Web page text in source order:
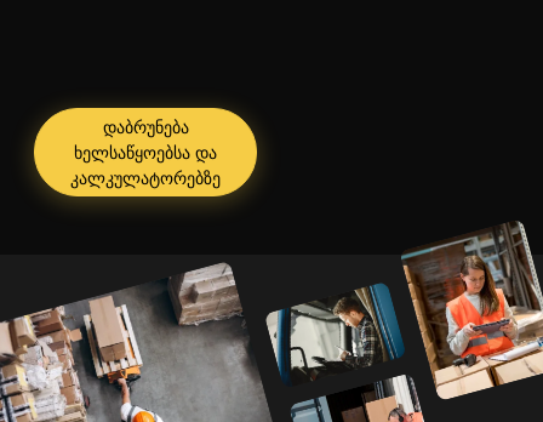
დაბრუნება
ხელსაწყოებსა და
კალკულატორებზე